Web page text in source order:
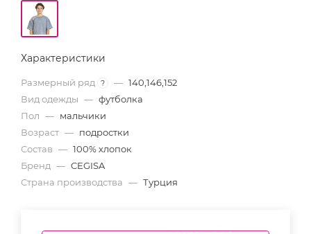
Характеристики
Размерный ряд ? — 140,146,152
Вид одежды — футболка
Пол — мальчики
Возраст — подростки
Состав — 100% хлопок
Бренд — CEGISA
Страна производства — Турция